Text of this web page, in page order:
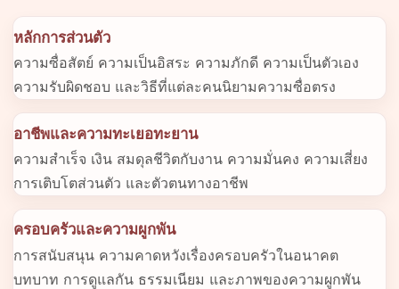
หลักการส่วนตัว
ความซื่อสัตย์ ความเป็นอิสระ ความภักดี ความเป็นตัวเอง
ความรับผิดชอบ และวิธีที่แต่ละคนนิยามความซื่อตรง
อาชีพและความทะเยอทะยาน
ความสำเร็จ เงิน สมดุลชีวิตกับงาน ความมั่นคง ความเสี่ยง
การเติบโตส่วนตัว และตัวตนทางอาชีพ
ครอบครัวและความผูกพัน
การสนับสนุน ความคาดหวังเรื่องครอบครัวในอนาคต
บทบาท การดูแลกัน ธรรมเนียม และภาพของความผูกพัน